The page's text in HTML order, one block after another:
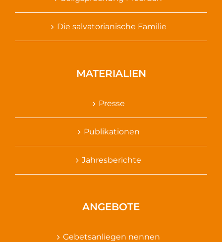
Die salvatorianische Familie
MATERIALIEN
Presse
Publikationen
Jahresberichte
ANGEBOTE
Gebetsanliegen nennen